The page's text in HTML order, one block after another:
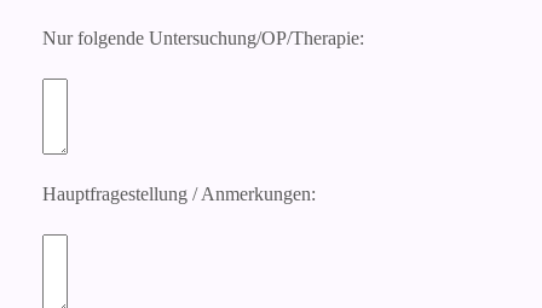
Nur folgende Untersuchung/OP/Therapie:
Hauptfragestellung / Anmerkungen: